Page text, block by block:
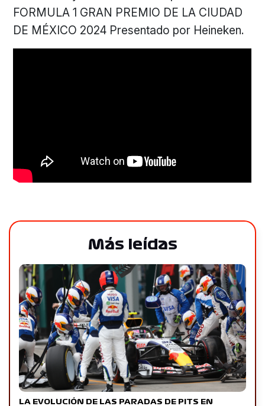
FORMULA 1 GRAN PREMIO DE LA CIUDAD
DE MÉXICO 2024 Presentado por Heineken.
Más leídas
LA EVOLUCIÓN DE LAS PARADAS DE PITS EN